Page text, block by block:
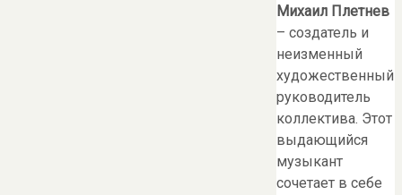
Михаил Плетнев
– создатель и
неизменный
художественный
руководитель
коллектива. Этот
выдающийся
музыкант
сочетает в себе